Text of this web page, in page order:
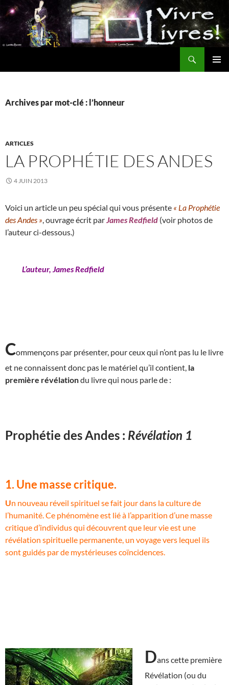
Aller
au
contenu
Archives par mot-clé : l’honneur
ARTICLES
LA PROPHÉTIE DES ANDES
4 JUIN 2013
Voici un article un peu spécial qui vous présente « La Prophétie
des Andes » , ouvrage écrit par James Redfield (voir photos de
l’auteur ci-dessous.)
L’auteur, James Redfield
Commençons par présenter, pour ceux qui n’ont pas lu le livre
et ne connaissent donc pas le matériel qu’il contient, la
première révélationdu livre qui nous parle de :
Prophétie des Andes : Révélation 1
1. Une masse critique.
Un nouveau réveil spirituel se fait jour dans la culture de
l’humanité. Ce phénomène est lié à l’apparition d’une masse
critique d’individus qui découvrent que leur vie est une
révélation spirituelle permanente, un voyage vers lequel ils
sont guidés par de mystérieuses coïncidences.
Dans cette première
Révélation (ou du